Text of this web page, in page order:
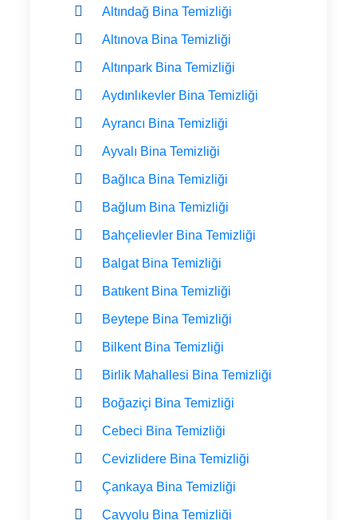
Altındağ Bina Temizliği
Altınova Bina Temizliği
Altınpark Bina Temizliği
Aydınlıkevler Bina Temizliği
Ayrancı Bina Temizliği
Ayvalı Bina Temizliği
Bağlıca Bina Temizliği
Bağlum Bina Temizliği
Bahçelievler Bina Temizliği
Balgat Bina Temizliği
Batıkent Bina Temizliği
Beytepe Bina Temizliği
Bilkent Bina Temizliği
Birlik Mahallesi Bina Temizliği
Boğaziçi Bina Temizliği
Cebeci Bina Temizliği
Cevizlidere Bina Temizliği
Çankaya Bina Temizliği
Çayyolu Bina Temizliği